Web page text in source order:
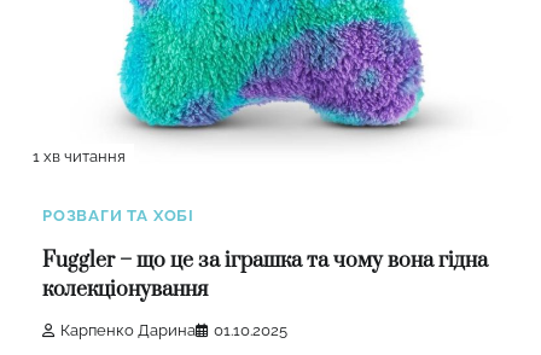
1 хв читання
РОЗВАГИ ТА ХОБІ
Fuggler – що це за іграшка та чому вона гідна
колекціонування
Карпенко Дарина 01.10.2025